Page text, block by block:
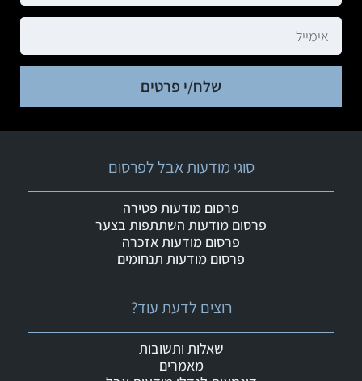
שלח/י פרטים
רוצים לדעת עוד?
שאלות ותשובות
מאמרים
סוגי מודעות אבל לפרסום
פרסום מודעות פטירה
פרסום מודעות השתתפות בצער
פרסום מודעות אזכרה
פרסום מודעות תנחומים